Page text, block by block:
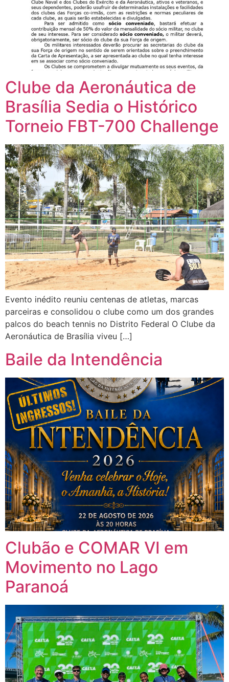
Clube da Aeronáutica de
Brasília Sedia o Histórico
Torneio FBT-700 Challenge
Evento inédito reuniu centenas de atletas, marcas
parceiras e consolidou o clube como um dos grandes
palcos do beach tennis no Distrito Federal O Clube da
Aeronáutica de Brasília viveu […]
Baile da Intendência
Clubão e COMAR VI em
Movimento no Lago
Paranoá